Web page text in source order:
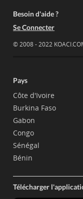
Besoin d'aide ?
Se Connecter
© 2008 - 2022
Pays
Côte d'Ivoire
Burkina Faso
Gabon
Congo
Sénégal
Bénin
Télécharger